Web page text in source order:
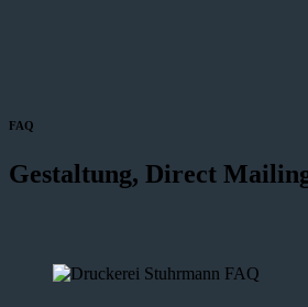
FAQ
Gestaltung, Direct